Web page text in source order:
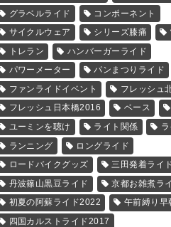
グラベルライド
コンポーネント
サイクルウェア
シリーズ膝痛
トレラン
ハンバーガーライド
パワーメーター
パンまつりライド
ファンライドイベント
フレッシュ
フレッシュ日本橋2016
ベース
ユーミンを聴け
ライト関係
ランニング
ロングライド
ロードバイクグッズ
三田発着ライ
丹波篠山黒豆ライド
京都お雑煮ラ
初夏の阿蘇ライド2022
午前縛り早
四国カルストライド2017